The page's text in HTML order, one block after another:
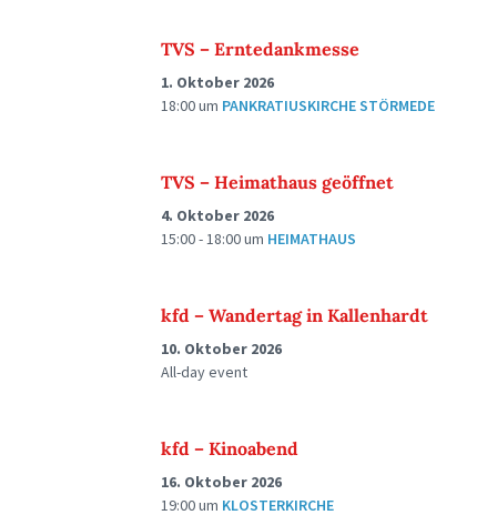
TVS – Erntedankmesse
1. Oktober 2026
18:00um PANKRATIUSKIRCHE STÖRMEDE
TVS – Heimathaus geöffnet
4. Oktober 2026
15:00 - 18:00um HEIMATHAUS
kfd – Wandertag in Kallenhardt
10. Oktober 2026
All-day event
kfd – Kinoabend
16. Oktober 2026
19:00um KLOSTERKIRCHE